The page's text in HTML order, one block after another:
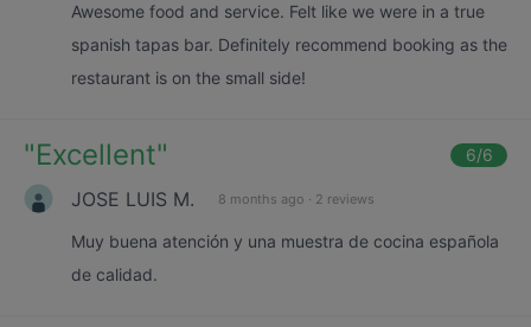
Awesome food and service. Felt like we were in a true
spanish tapas bar. Definitely recommend booking as the
restaurant is on the small side!
"Excellent" 6/6
JOSE LUIS M. 8 months ago · 2 reviews
Muy buena atención y una muestra de cocina española
de calidad.